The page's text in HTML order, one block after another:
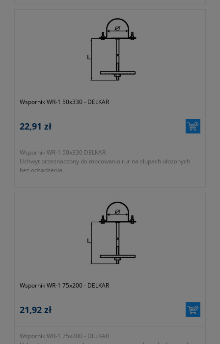
okres gwarancji 12 miesięcy (lub dłużej zgodnie z wytycznymi
- symbol producenta EP-UC-WR1-50X200
Wspornik WR-1 50x330 - DELKAR
22,91 zł
Wspornik WR-1 50x330 DELKAR
Uchwyt przeznaczony do mocowania rur na słupach ułożonych
bez odsadzenia.
Wspornik WR-1 75x200 - DELKAR
21,92 zł
Wspornik WR-1 75x200 - DELKAR